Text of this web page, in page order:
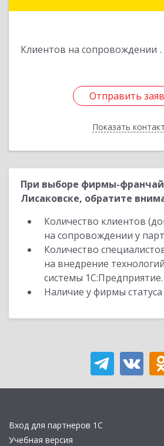
Клиентов на сопровождении
Отправить
Показать
Отправить
Назад
При выборе фирмы-
Лисаковске, обратите
Количество клиентов
на сопровождении у
Количество
на внедрение
системы 1С:Предприятие.
Наличие у фирмы статуса
Вход для партнеров 1С
Учебная версия